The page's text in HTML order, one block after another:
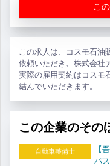
こ
この求人は、コスモ石油
依頼いただき、株式会社
実際の雇用契約はコスモ
結んでいただきます。
この企業のその
自動車整備士
【
パ